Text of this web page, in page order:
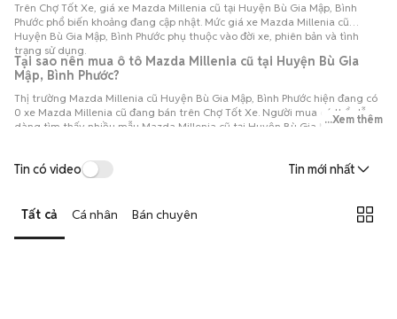
Trên Chợ Tốt Xe, giá xe Mazda Millenia cũ tại Huyện Bù Gia Mập, Bình
Phước phổ biến khoảng đang cập nhật. Mức giá xe Mazda Millenia cũ
Huyện Bù Gia Mập, Bình Phước phụ thuộc vào đời xe, phiên bản và tình
trạng sử dụng.
Tại sao nên mua ô tô Mazda Millenia cũ tại Huyện Bù Gia
Mập, Bình Phước?
Thị trường Mazda Millenia cũ Huyện Bù Gia Mập, Bình Phước hiện đang có
0 xe Mazda Millenia cũ đang bán trên Chợ Tốt Xe. Người mua có thể dễ
dàng tìm thấy nhiều mẫu Mazda Millenia cũ tại Huyện Bù Gia Mập, Bình
...Xem thêm
Tin có video Tin mới nhất
Tất cả Cá nhân Bán chuyên